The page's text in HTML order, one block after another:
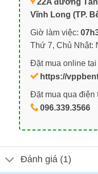
22A đường
Vĩnh Long (TP.
Giờ làm việc:
Thứ 7, Chủ Nhật:
Đặt mua online
https://
Đặt mua qua điện
096.339.3566
Đánh giá (1)